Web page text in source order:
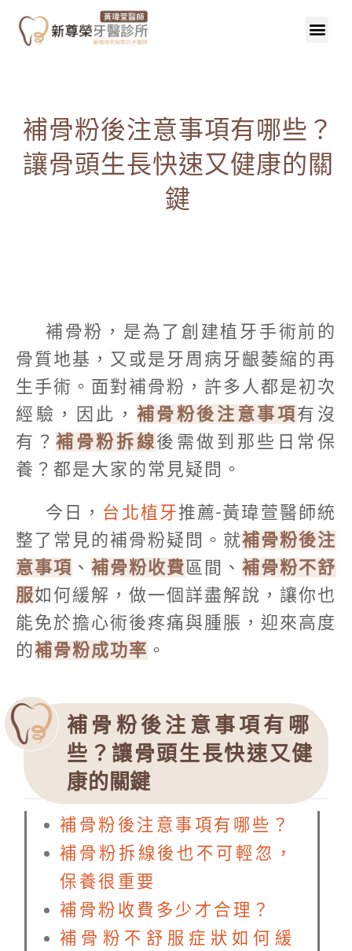
補骨粉後注意事項有哪些？
讓骨頭生長快速又健康的關
鍵
補骨粉，是為了創建植牙手術前的
骨質地基，又或是牙周病牙齦萎縮的再
生手術。面對補骨粉，許多人都是初次
經驗，因此， 補骨粉後注意事項有沒
有？補骨粉拆線後需做到那些日常保
養？都是大家的常見疑問。
今日， 台北植牙推薦-黃瑋萱醫師統
整了常見的補骨粉疑問。就補骨粉後注
意事項 、 補骨粉收費區間、 補骨粉不舒
服如何緩解，做一個詳盡解說，讓你也
能免於擔心術後疼痛與腫脹，迎來高度
的補骨粉成功率 。
補骨粉後注意事項有哪
些？讓骨頭生長快速又健
康的關鍵
補骨粉後注意事項有哪些？
補骨粉拆線後也不可輕忽，
保養很重要
補骨粉收費多少才合理？
補骨粉不舒服症狀如何緩